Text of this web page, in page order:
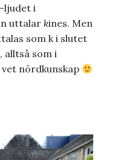
ljudet i
uttalar kines. Men
som k i slutet
alltså som i
vet nördkunskap